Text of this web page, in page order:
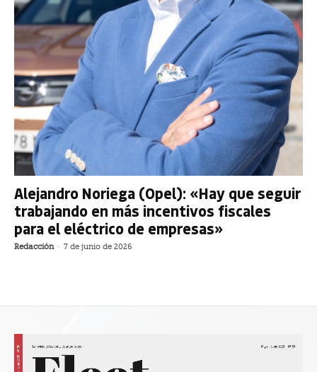
Alejandro Noriega (Opel): «Hay que seguir
trabajando en más incentivos fiscales
para el eléctrico de empresas»
Redacción - 7 de junio de 2026